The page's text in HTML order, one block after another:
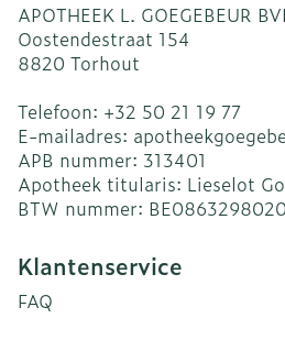
APOTHEEK L. GOEGEBEUR
Oostendestraat 154
8820 Torhout
Telefoon: +32 50 21 19 77
E-mailadres:
APB nummer: 313401
Apotheek titularis: Lieselot
BTW nummer: BE0863298020
Klantenservice
FAQ